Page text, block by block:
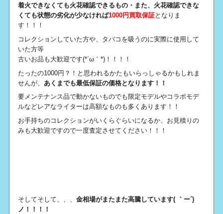
着火できなくても火花確認できるもの・また、火花確認できな
くても状態の劣化が少なければ1000円買取保証となりま
す！！！
コレクションしていた方や、タバコを吸うのに実際に使用して
いた方等
古いお品も大歓迎です(*´ω｀*)！！！！
たったの1000円？！と思われるかたもいらっしゃるかもしれま
せんが、 あくまでも最低保証の価格となります！！
要メンテナンス品で動かないものでも限定モデルやコラボモデ
ルなどレアなライターは高額なものも多くあります！！
お手持ちのコレクションがいくらぐらいになるか、お見積りの
みも大歓迎ですので一度査定させてください！！！
そしてそして、、、金相場がまたまた高騰しています( ｀ー´)
ノ！！！！